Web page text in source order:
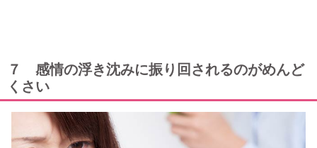
７ 感情の浮き沈みに振り回されるのがめんど
くさい